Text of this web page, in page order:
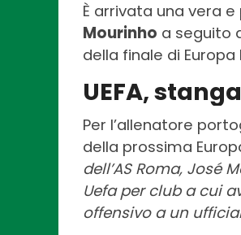
È arrivata una vera
Mourinho a seguito
della finale di
UEFA,
Per l’allenatore
della prossima
dell’AS Roma,
Uefa per club a cui
offensivo a un